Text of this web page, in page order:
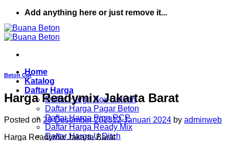
Skip
content
Add anything here or just remove it...
Home
Katalog
Daftar Harga
Daftar Harga Box Culvert
Daftar Harga Pagar Beton
Daftar Harga Pipa RCP
Daftar Harga Ready Mix
Daftar Harga U Ditch
Beton Cor
Harga Readymix Jakarta Barat
Posted on 29 Desember 202312 Januari 2024 by adminweb
Harga Readymix Jakarta Barat